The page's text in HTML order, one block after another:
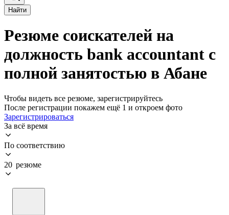
Найти
Резюме соискателей на
должность bank accountant с
полной занятостью в Абане
Чтобы видеть все резюме, зарегистрируйтесь
После регистрации покажем ещё 1 и откроем фото
Зарегистрироваться
За всё время
По соответствию
20 резюме